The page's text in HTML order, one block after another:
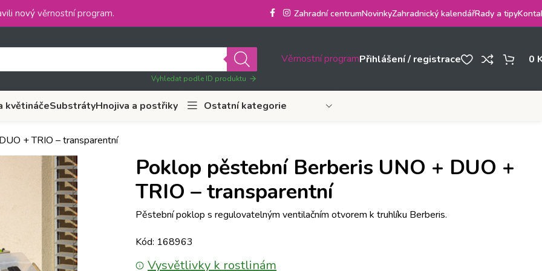
nový věrnostní program. Zahradní centrumNovinkyZahradnický kalendářRady a tipy
Vyhledat podle ID produktu
Věrnostní programPřihlášení / registrace 0
květináčeSubstrátyHnojiva a postřiky Ostatní kategorie
+ TRIO – transparentní
Poklop pěstební Berberis UNO + DUO +
TRIO – transparentní
Pěstební poklop s regulovatelným ventilačním otvorem k truhlíku Berberis.
Kód: 168963
Vysvětlivky k rostlinám